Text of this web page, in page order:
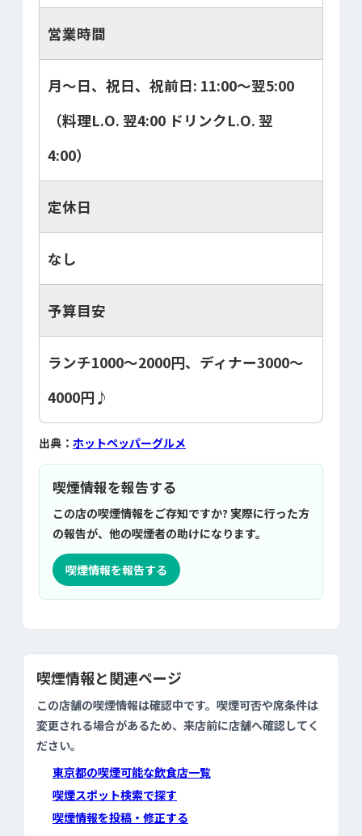
営業時間
月～日、祝日、祝前日: 11:00～翌5:00
（料理L.O. 翌4:00 ドリンクL.O. 翌
4:00）
定休日
なし
予算目安
ランチ1000～2000円、ディナー3000～
4000円♪
出典： ホットペッパーグルメ
喫煙情報を報告する
この店の喫煙情報をご存知ですか? 実際に行った方
の報告が、他の喫煙者の助けになります。
喫煙情報を報告する
喫煙情報と関連ページ
この店舗の喫煙情報は確認中です。喫煙可否や席条件は
変更される場合があるため、来店前に店舗へ確認してく
ださい。
東京都の喫煙可能な飲食店一覧
喫煙スポット検索で探す
喫煙情報を投稿・修正する